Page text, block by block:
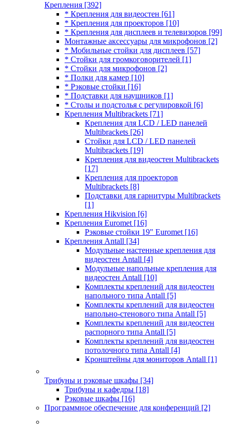
Крепления [392]
* Крепления для видеостен [61]
* Крепления для проекторов [10]
* Крепления для дисплеев и телевизоров [99]
Монтажные аксессуары для микрофонов [2]
* Мобильные стойки для дисплеев [57]
* Стойки для громкоговорителей [1]
* Стойки для микрофонов [2]
* Полки для камер [10]
* Рэковые стойки [16]
* Подставки для наушников [1]
* Столы и подстолья с регулировкой [6]
Крепления Multibrackets [71]
Крепления для LCD / LED панелей
Multibrackets [26]
Стойки для LCD / LED панелей
Multibrackets [19]
Крепления для видеостен Multibrackets
[17]
Крепления для проекторов
Multibrackets [8]
Подставки для гарнитуры Multibrackets
[1]
Крепления Hikvision [6]
Крепления Euromet [16]
Рэковые стойки 19" Euromet [16]
Крепления Antall [34]
Модульные настенные крепления для
видеостен Antall [4]
Модульные напольные крепления для
видеостен Antall [10]
Комплекты креплений для видеостен
напольного типа Antall [5]
Комплекты креплений для видеостен
напольно-стенового типа Antall [5]
Комплекты креплений для видеостен
распорного типа Antall [5]
Комплекты креплений для видеостен
потолочного типа Antall [4]
Кронштейны для мониторов Antall [1]
Трибуны и рэковые шкафы [34]
Трибуны и кафедры [18]
Рэковые шкафы [16]
Программное обеспечение для конференций [2]